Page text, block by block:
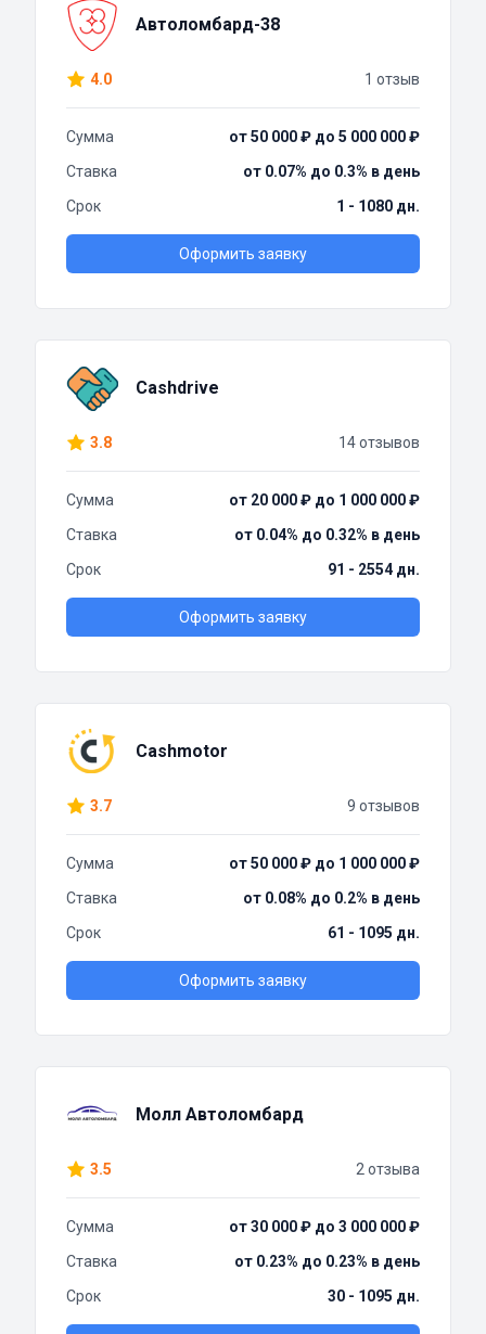
Автоломбард-38
4.0 1 отзыв
Сумма
от 50 000 ₽ до 5 000 000 ₽
Ставка
от 0.07% до 0.3% в день
Срок
1 - 1080 дн.
Оформить заявку
Cashdrive
3.8 14 отзывов
Сумма
от 20 000 ₽ до 1 000 000 ₽
Ставка
от 0.04% до 0.32% в день
Срок
91 - 2554 дн.
Оформить заявку
Cashmotor
3.7 9 отзывов
Сумма
от 50 000 ₽ до 1 000 000 ₽
Ставка
от 0.08% до 0.2% в день
Срок
61 - 1095 дн.
Оформить заявку
Молл Автоломбард
3.5 2 отзыва
Сумма
от 30 000 ₽ до 3 000 000 ₽
Ставка
от 0.23% до 0.23% в день
Срок
30 - 1095 дн.